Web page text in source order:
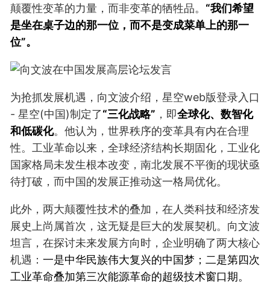
颠覆性变革的力量，而非变革的牺牲品。 “我们希望
是坐在桌子边的那一位，而不是变成菜单上的那一
位”。
为抢抓发展机遇，向文波介绍，星空web版登录入口
- 星空(中国)制定了“三化战略” ，即全球化、数智化
和低碳化。他认为，世界秩序的变革具有内在合理
性。工业革命以来，全球经济结构长期固化，工业化
国家格局未发生根本改变，南北发展不平衡的现状亟
待打破，而中国的发展正推动这一格局优化。
此外，两大颠覆性技术的叠加，在人类科技和经济发
展史上尚属首次，这无疑是巨大的发展契机。向文波
坦言，在探讨未来发展方向时，企业明确了两大核心
机遇： 一是中华民族伟大复兴的中国梦； 二是第四次
工业革命叠加第三次能源革命的超级技术窗口期。